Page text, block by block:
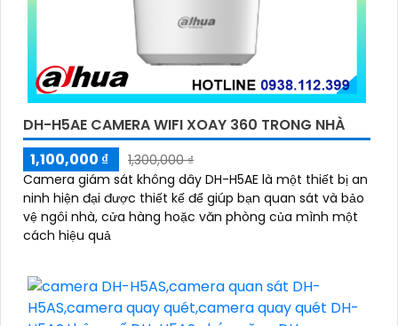
DH-H5AE CAMERA WIFI XOAY 360 TRONG NHÀ
1,100,000 ₫
1,300,000 ₫
Camera giám sát không dây DH-H5AE là một thiết bị an
ninh hiện đại được thiết kế để giúp bạn quan sát và bảo
vệ ngôi nhà, cửa hàng hoặc văn phòng của mình một
cách hiệu quả